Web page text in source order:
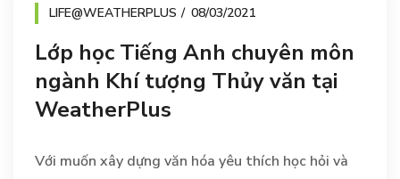
LIFE@WEATHERPLUS 08/03/2021
Lớp học Tiếng Anh chuyên môn
ngành Khí tượng Thủy văn tại
WeatherPlus
Với muốn xây dựng văn hóa yêu thích học hỏi và